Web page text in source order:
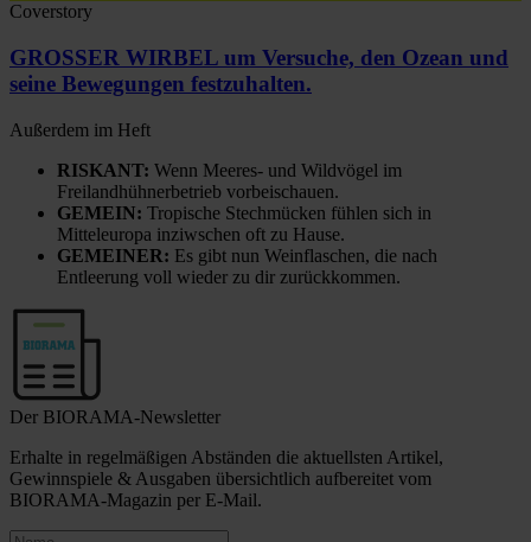
Coverstory
GROSSER WIRBEL um Versuche, den Ozean und
seine Bewegungen festzuhalten.
Außerdem im Heft
RISKANT: Wenn Meeres- und Wildvögel im
Freilandhühnerbetrieb vorbeischauen.
GEMEIN: Tropische Stechmücken fühlen sich in
Mitteleuropa inziwschen oft zu Hause.
GEMEINER: Es gibt nun Weinflaschen, die nach
Entleerung voll wieder zu dir zurückkommen.
Der BIORAMA-Newsletter
Erhalte in regelmäßigen Abständen die aktuellsten Artikel,
Gewinnspiele & Ausgaben übersichtlich aufbereitet vom
BIORAMA-Magazin per E-Mail.